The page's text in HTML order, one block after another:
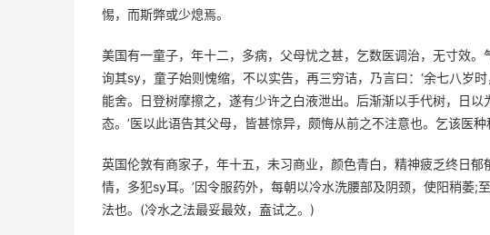
惕，而斯弊或少熄焉。
美国有一童子，年十二，多病，父母忧之甚，乞数医调治，无寸效
询其sy，童子始则愧缩，不以实告，再三穷诘，乃言曰：‘余七八岁
能舍。日登树摩擦之，遂有少许之白液泄出。后渐渐以手代树，日
态。’医以此语告其父母，皆甚惊异，颇悔从前之不注意也。乞该医种
英国伦敦有商家子，年十五，未习商业，颜色青白，精神疲乏终日
情，多犯sy耳。’因令服药外，每朝以冷水洗腰部及阴颈，使阳稍萎
法也。(冷水之法最妥最效，盍试之。)